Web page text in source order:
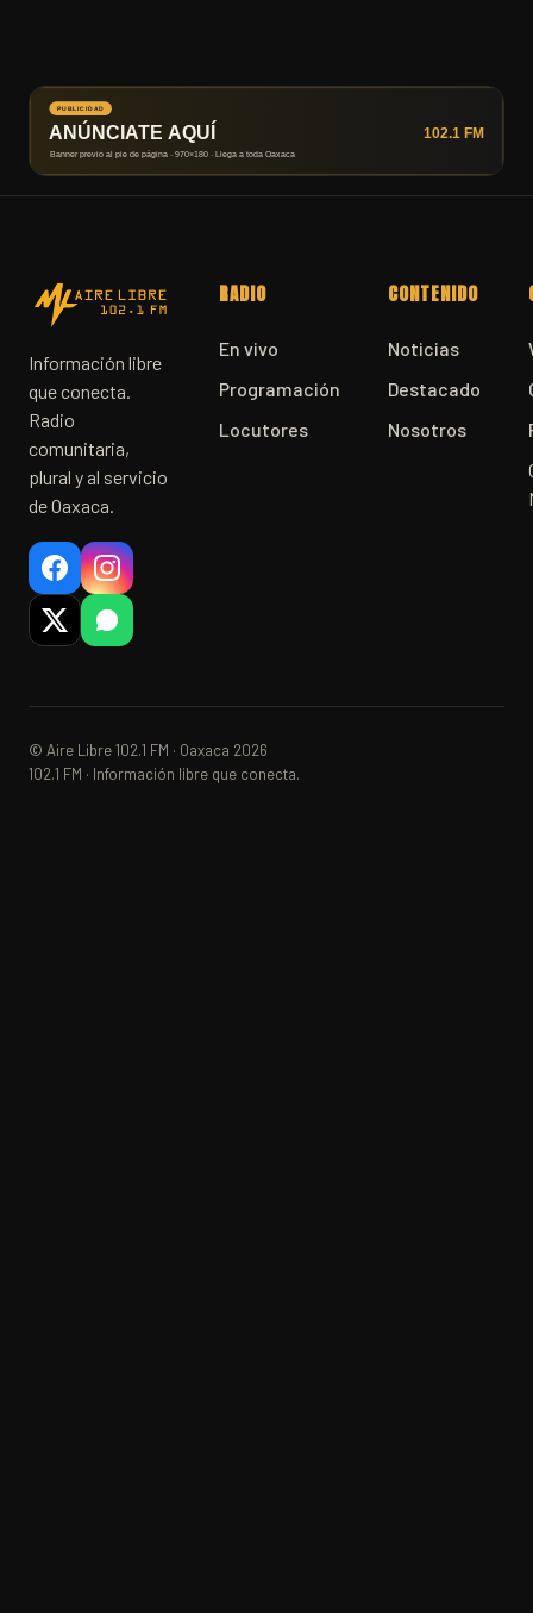
Información libre
que conecta.
Radio
comunitaria,
plural y al servicio
de Oaxaca.
RADIO
En vivo
Programación
Locutores
CONTENIDO
Noticias
Destacado
Nosotros
© Aire Libre 102.1 FM · Oaxaca 2026
102.1 FM · Información libre que conecta.